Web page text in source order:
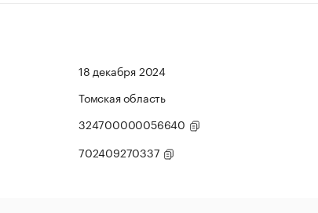
18 декабря 2024
Томская область
324700000056640
702409270337